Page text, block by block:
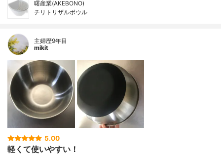
曙産業(AKEBONO)
チリトリザルボウル
主婦歴9年目
mikit
5.00
軽くて使いやすい！